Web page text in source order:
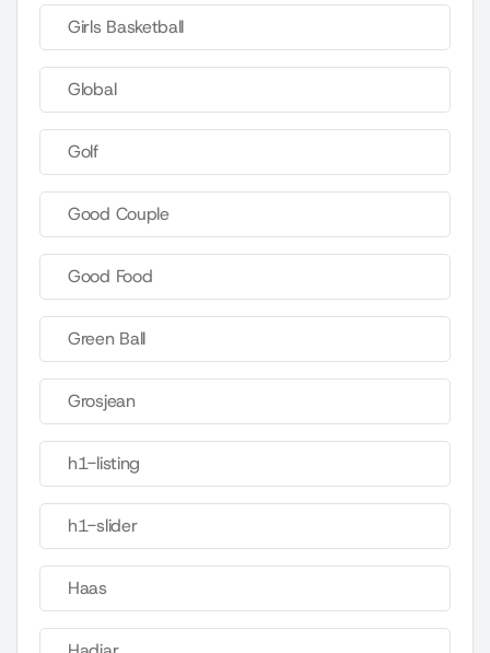
Girls Basketball
Global
Golf
Good Couple
Good Food
Green Ball
Grosjean
h1-listing
h1-slider
Haas